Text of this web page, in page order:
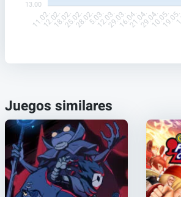
13.00
11.02.12.02.18.02.25.02.28.02.5.03.12.03.29.03.16.04.21.04.29.04.10.05.19.05.
Juegos similares